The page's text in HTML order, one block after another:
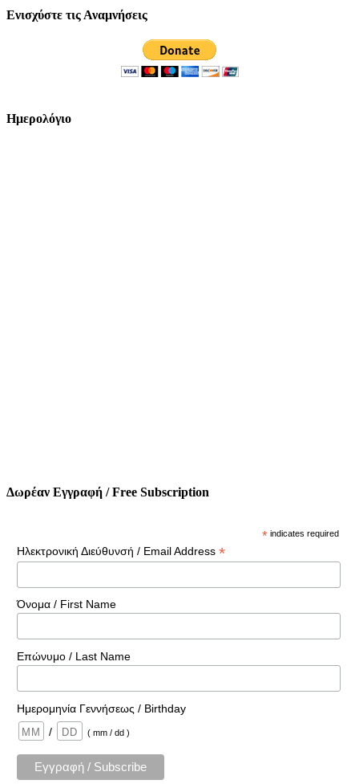
Ενισχύστε τις Αναμνήσεις
Ημερολόγιο
Δωρέαν Εγγραφή / Free Subscription
* indicates required
Ηλεκτρονική Διεύθυνσή / Email Address *
Όνομα / First Name
Επώνυμο / Last Name
Ημερομηνία Γεννήσεως / Birthday
/
( mm / dd )